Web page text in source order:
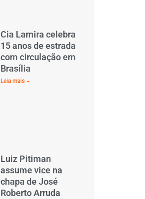
Cia Lamira celebra
15 anos de estrada
com circulação em
Brasília
Leia mais »
Luiz Pitiman
assume vice na
chapa de José
Roberto Arruda